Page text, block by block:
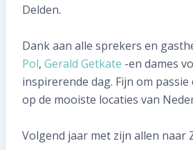
Delden.
Dank aan alle sprekers en
Pol, Gerald Getkate -en dames
inspirerende dag. Fijn om
op de mooiste locaties van
Volgend jaar met zijn allen naar
Aan- of
Mijn gegevens wijzigen
Mijn inspectierapport
Veelgestelde vragen